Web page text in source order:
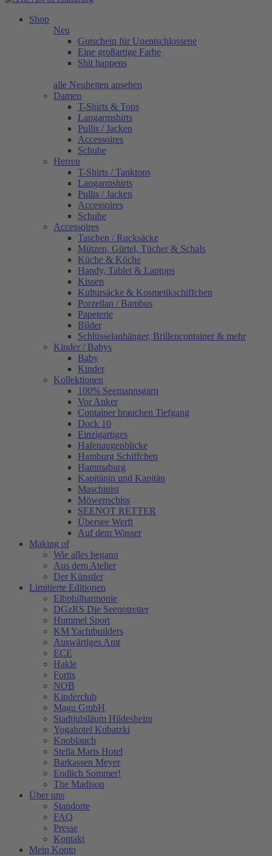
Shop
Neu
Gutschein für Unentschlossene
Eine großartige Farbe
Shit happens
alle Neuheiten ansehen
Damen
T-Shirts & Tops
Langarmshirts
Pullis / Jacken
Accessoires
Schuhe
Herren
T-Shirts / Tanktops
Langarmshirts
Pullis / Jacken
Accessoires
Schuhe
Accessoires
Taschen / Rucksäcke
Mützen, Gürtel, Tücher & Schals
Küche & Köche
Handy, Tablet & Laptops
Kissen
Kultursäcke & Kosmetikschiffchen
Porzellan / Bambus
Papeterie
Bilder
Schlüsselanhänger, Brillencontainer & mehr
Kinder / Babys
Baby
Kinder
Kollektionen
100% Seemannsgarn
Vor Anker
Container brauchen Tiefgang
Dock 10
Einzigartiges
Hafenaugen­blicke
Hamburg Schiffchen
Hammaburg
Kapitänin und Kapitän
Maschinist
Möwenschiss
SEENOT RETTER
Übersee Werft
Auf dem Wasser
Making of
Wie alles begann
Aus dem Atelier
Der Künstler
Limitierte Editionen
Elbphilharmonie
DGzRS Die Seenotretter
Hummel Sport
KM Yachtbuilders
Auswärtiges Amt
ECE
Hakle
Fortis
NOB
Kinderclub
Magu GmbH
Stadtjubiläum Hildesheim
Yogahotel Kubatzki
Knoblauch
Stella Maris Hotel
Barkassen Meyer
Endlich Sommer!
The Madison
Über uns
Standorte
FAQ
Presse
Kontakt
Mein Konto